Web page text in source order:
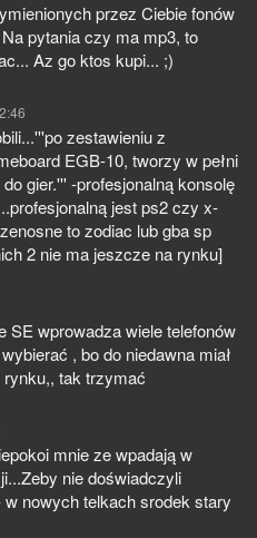
przez Ciebie fonów
pytania czy ma mp3, to
Az go ktos kupi... ;)
zestawieniu z
EGB-10, tworzy w pełni
gier.''' -profesjonalną konsolę
jest ps2 czy x-
to zodiac lub gba sp
2 nie ma jeszcze na rynku]
SE wprowadza wiele telefonów
, bo do niedawna miał
tak trzymać
mnie ze wpadają w
nie doświadczyli
nowych telkach srodek stary